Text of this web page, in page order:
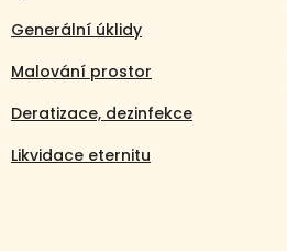
Generální úklidy
Malování prostor
Deratizace, dezinfekce
Likvidace eternitu